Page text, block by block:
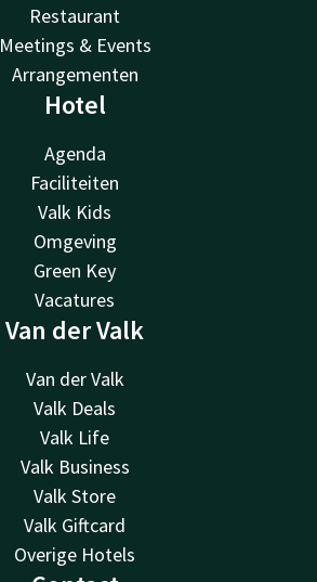
Restaurant
Meetings & Events
Arrangementen
Hotel
Agenda
Faciliteiten
Valk Kids
Omgeving
Green Key
Vacatures
Van der Valk
Van der Valk
Valk Deals
Valk Life
Valk Business
Valk Store
Valk Giftcard
Overige Hotels